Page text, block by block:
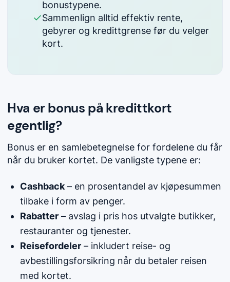
bonustypene.
Sammenlign alltid effektiv rente,
gebyrer og kredittgrense før du velger
kort.
Hva er bonus på kredittkort
egentlig?
Bonus er en samlebetegnelse for fordelene du får
når du bruker kortet. De vanligste typene er:
Cashback– en prosentandel av kjøpesummen
tilbake i form av penger.
Rabatter – avslag i pris hos utvalgte butikker,
restauranter og tjenester.
Reisefordeler – inkludert reise- og
avbestillingsforsikring når du betaler reisen
med kortet.